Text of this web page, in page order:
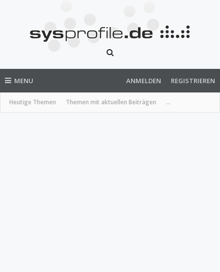
MENU
Heutige Themen Themen mit aktuellen Beiträgen ...
ANMELDEN REGISTRIEREN